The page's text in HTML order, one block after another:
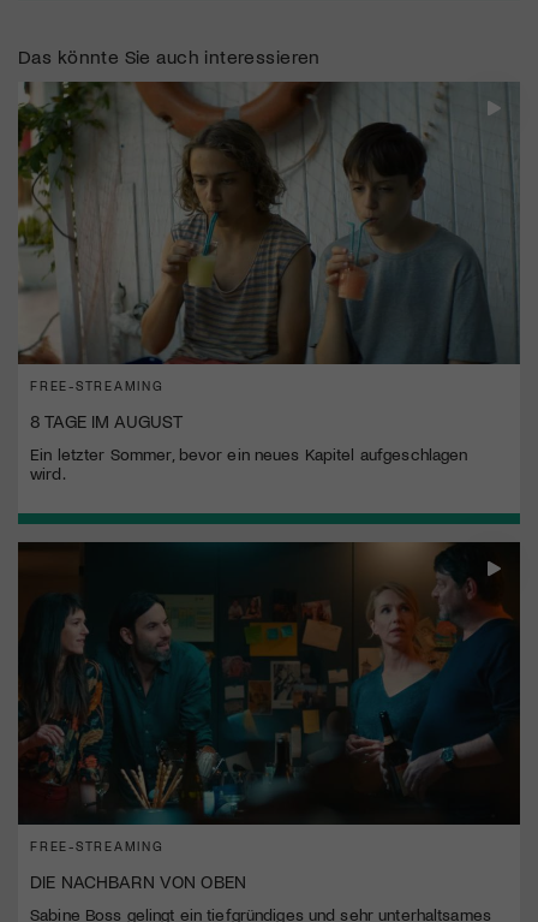
Das könnte Sie auch interessieren
FREE-STREAMING
8 TAGE IM AUGUST
Ein letzter Sommer, bevor ein neues Kapitel aufgeschlagen
wird.
FREE-STREAMING
DIE NACHBARN VON OBEN
Sabine Boss gelingt ein tiefgründiges und sehr unterhaltsames